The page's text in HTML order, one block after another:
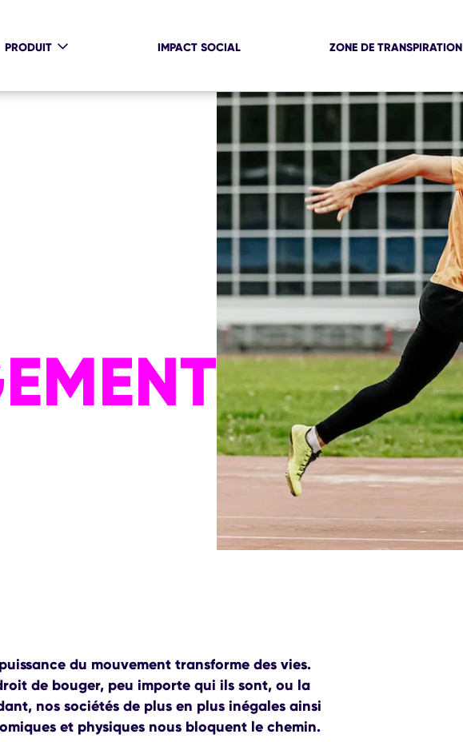
PRODUIT IMPACT SOCIAL ZONE DE TRANSPIRATION
du mouvement transforme des vies.
de bouger, peu importe qui ils sont, ou la
nos sociétés de plus en plus inégales ainsi
et physiques nous bloquent le chemin.